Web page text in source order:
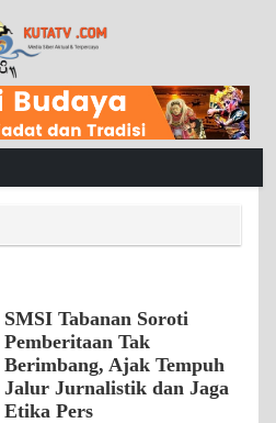
SMSI Tabanan Soroti
Pemberitaan Tak
Berimbang, Ajak Tempuh
Jalur Jurnalistik dan Jaga
Etika Pers